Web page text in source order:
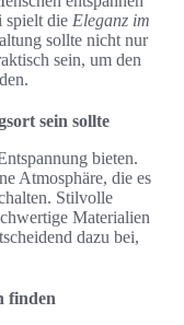
spielt die Eleganz im
sollte nicht nur
sein, um den
sein sollte
bieten.
Atmosphäre, die es
Stilvolle
Materialien
dazu bei,
finden